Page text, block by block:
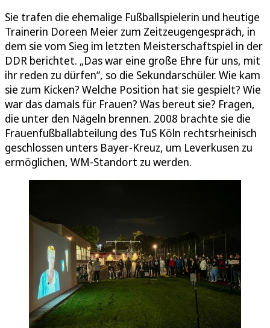
Sie trafen die ehemalige Fußballspielerin und heutige
Trainerin Doreen Meier zum Zeitzeugengespräch, in
dem sie vom Sieg im letzten Meisterschaftspiel in der
DDR berichtet. „Das war eine große Ehre für uns, mit
ihr reden zu dürfen“, so die Sekundarschüler. Wie kam
sie zum Kicken? Welche Position hat sie gespielt? Wie
war das damals für Frauen? Was bereut sie? Fragen,
die unter den Nägeln brennen. 2008 brachte sie die
Frauenfußballabteilung des TuS Köln rechtsrheinisch
geschlossen unters Bayer-Kreuz, um Leverkusen zu
ermöglichen, WM-Standort zu werden.